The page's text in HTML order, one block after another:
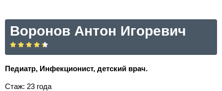
Воронов Антон Игоревич
Педиатр, Инфекционист, детский врач.
Стаж: 23 года